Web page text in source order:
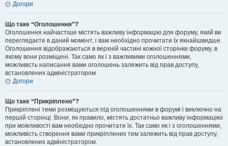
Догори
Що таке “Оголошення”?
Оголошення найчастіше містять важливу інформацію для форуму, який ви
переглядаєте в даний момент, і вам необхідно прочитати їх якнайшвидше.
Оголошення відображаються в верхній частині кожної сторінки форуму, в
якому вони розміщені. Так само як і з важливими оголошеннями,
можливість написання вами оголошень залежить від прав доступу,
встановлених адміністратором
Догори
Що таке “Прикріплено”?
Прикріплені теми розміщуються під оголошеннями в форумі і виключно на
першій сторінці. Вони, як правило, містять достатньо важливу інформаціюі
при можливості вам необхідно прочитати їх. Так само як і з оголошеннями,
можливість створення вами прикріплених тем залежить від прав доступу,
встановлених адміністратором.